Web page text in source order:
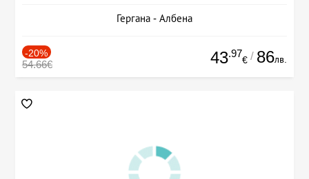
Гергана - Албена
-20%
54.66€ 43.97
€ / 86лв.